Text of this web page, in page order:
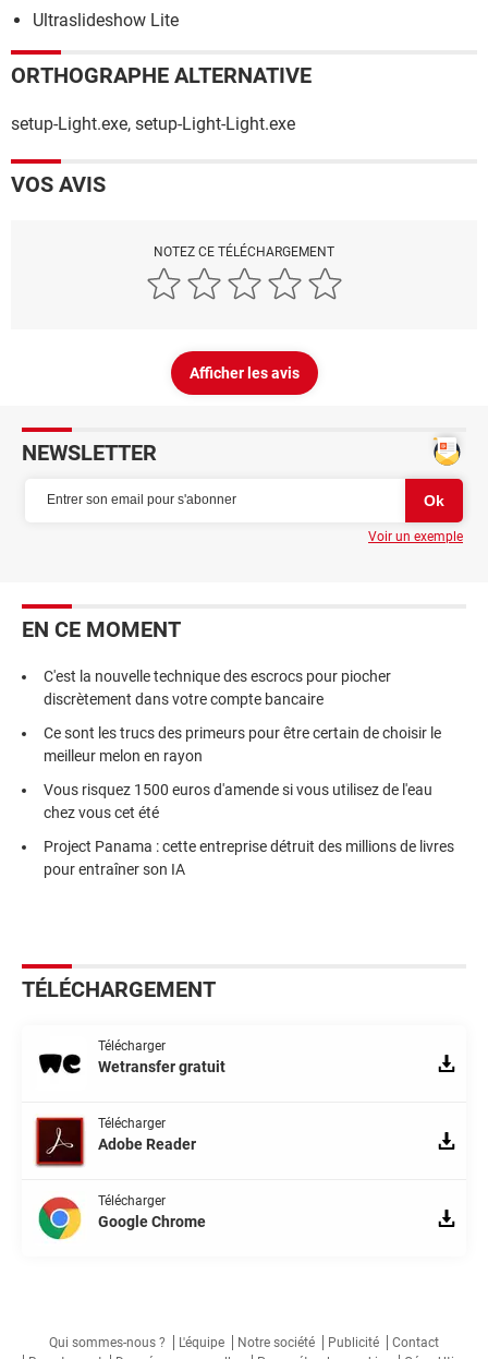
Ultraslideshow Lite
ORTHOGRAPHE ALTERNATIVE
setup-Light.exe, setup-Light-Light.exe
VOS AVIS
NOTEZ CE TÉLÉCHARGEMENT
Afficher les avis
NEWSLETTER
Voir un exemple
EN CE MOMENT
C'est la nouvelle technique des escrocs pour piocher
discrètement dans votre compte bancaire
Ce sont les trucs des primeurs pour être certain de choisir le
meilleur melon en rayon
Vous risquez 1500 euros d'amende si vous utilisez de l'eau
chez vous cet été
Project Panama : cette entreprise détruit des millions de livres
pour entraîner son IA
TÉLÉCHARGEMENT
Télécharger
Wetransfer gratuit
Télécharger
Adobe Reader
Télécharger
Google Chrome
Qui sommes-nous ? L'équipe Notre société Publicité
Contact